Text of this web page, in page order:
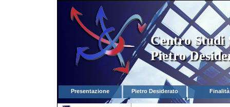
Centro Studi
Pietro
Presentazione Pietro Desiderato Finalità